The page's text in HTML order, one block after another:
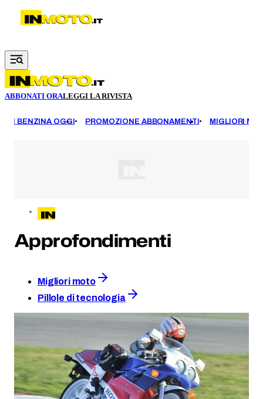
Vai al contenuto principale
ABBONATI ORALEGGI LA RIVISTA
BENZINA OGGI PROMOZIONE ABBONAMENTI MIGLIORI
Approfondimenti
Migliori moto
Pillole di tecnologia